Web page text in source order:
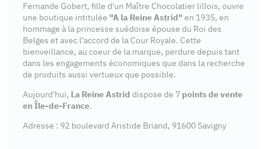
Fernande Gobert, fille d'un Maître Chocolatier lillois, ouvre
une boutique intitulée "A la Reine Astrid" en 1935, en
hommage à la princesse suédoise épouse du Roi des
Belges et avec l'accord de la Cour Royale. Cette
bienveillance, au coeur de la marque, perdure depuis tant
dans les engagements économiques que dans la recherche
de produits aussi vertueux que possible.
Aujourd'hui, La Reine Astrid dispose de 7 points de vente
en Île-de-France.
Adresse : 92 boulevard Aristide Briand, 91600 Savigny